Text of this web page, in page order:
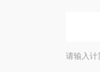
请输入计